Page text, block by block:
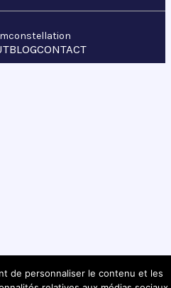
BLOGCONTACT
de personnaliser le contenu et les